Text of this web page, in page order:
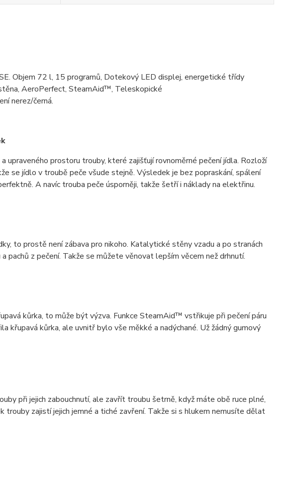
Objem 72 l, 15 programů, Dotekový LED displej, energetické třídy
AeroPerfect, SteamAid™, Teleskopické
nerez/černá.
prostoru trouby, které zajišťují rovnoměrné pečení jídla. Rozloží
se jídlo v troubě peče všude stejně. Výsledek je bez popraskání, spálení
A navíc trouba peče úsporněji, takže šetří i náklady na elektřinu.
to prostě není zábava pro nikoho. Katalytické stěny vzadu a po stranách
pachů z pečení. Takže se můžete věnovat lepším věcem než drhnutí.
kůrka, to může být výzva. Funkce SteamAid™ vstřikuje při pečení páru
křupavá kůrka, ale uvnitř bylo vše měkké a nadýchané. Už žádný gumový
při jejich zabouchnutí, ale zavřít troubu šetrně, když máte obě ruce plné,
zajistí jejich jemné a tiché zavření. Takže si s hlukem nemusíte dělat